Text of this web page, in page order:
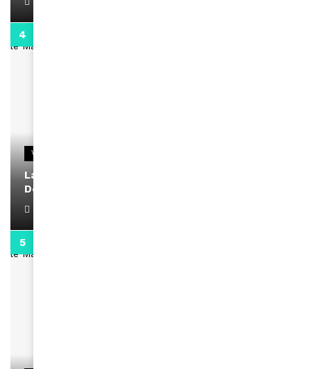
VIDEOS
La rubrique santé speciale coronavirus du
Docteur Makanda